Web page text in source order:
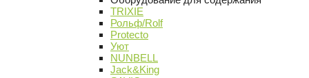
TRIXIE
Рольф/Rolf
Protecto
Уют
NUNBELL
Jack&King